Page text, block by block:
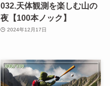
032.天体観測を楽しむ山の
夜【100本ノック】
2024年12月17日